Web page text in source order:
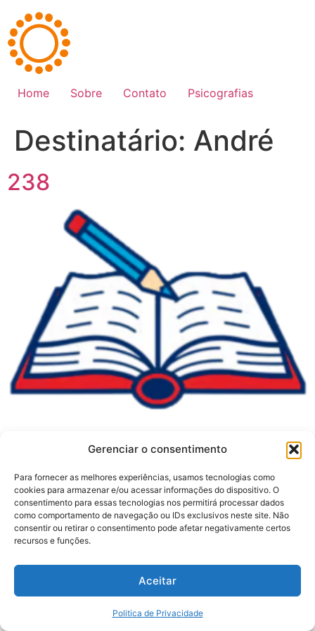
Gerenciar o consentimento
Para fornecer as melhores experiências, usamos tecnologias como
cookies para armazenar e/ou acessar informações do dispositivo. O
consentimento para essas tecnologias nos permitirá processar dados
como comportamento de navegação ou IDs exclusivos neste site. Não
consentir ou retirar o consentimento pode afetar negativamente certos
recursos e funções.
Aceitar
Politica de Privacidade
para
conteúdo
Home Sobre Contato Psicografias
Destinatário: André
238